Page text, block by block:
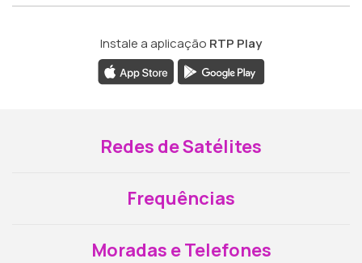
Instale a aplicação RTP Play
Redes de Satélites
Frequências
Moradas e Telefones